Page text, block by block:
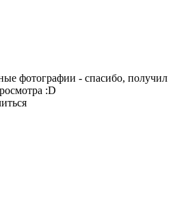
фотографии - спасибо, получил
:D